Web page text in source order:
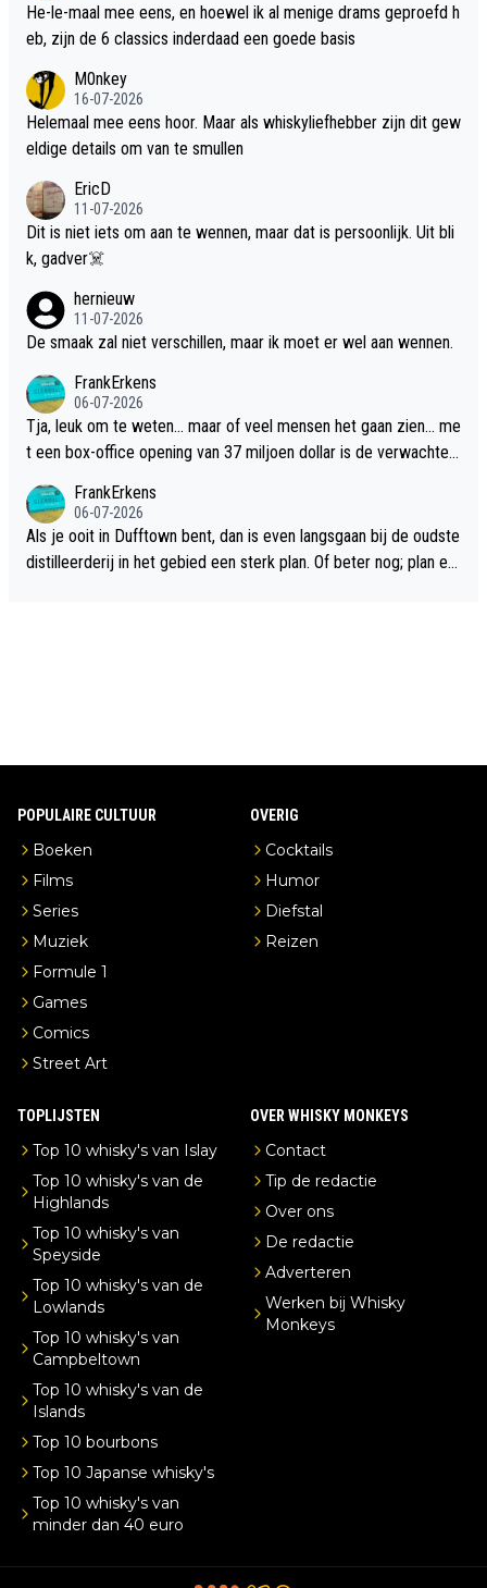
He-le-maal mee eens, en hoewel ik al menige drams geproefd h
eb, zijn de 6 classics inderdaad een goede basis
M0nkey
16-07-2026
Helemaal mee eens hoor. Maar als whiskyliefhebber zijn dit gew
eldige details om van te smullen
EricD
11-07-2026
Dit is niet iets om aan te wennen, maar dat is persoonlijk. Uit bli
k, gadver☠️
hernieuw
11-07-2026
De smaak zal niet verschillen, maar ik moet er wel aan wennen.
FrankErkens
06-07-2026
Tja, leuk om te weten... maar of veel mensen het gaan zien... me
t een box-office opening van 37 miljoen dollar is de verwachte
FrankErkens
06-07-2026
Als je ooit in Dufftown bent, dan is even langsgaan bij de oudste
distilleerderij in het gebied een sterk plan. Of beter nog; plan ee
POPULAIRE CULTUUR
Boeken
Films
Series
Muziek
Formule 1
Games
Comics
Street Art
OVERIG
Cocktails
Humor
Diefstal
Reizen
TOPLIJSTEN
Top 10 whisky's van Islay
Top 10 whisky's van de
Highlands
Top 10 whisky's van
Speyside
Top 10 whisky's van de
Lowlands
Top 10 whisky's van
Campbeltown
Top 10 whisky's van de
Islands
Top 10 bourbons
Top 10 Japanse whisky's
Top 10 whisky's van
minder dan 40 euro
OVER WHISKY MONKEYS
Contact
Tip de redactie
Over ons
De redactie
Adverteren
Werken bij Whisky
Monkeys